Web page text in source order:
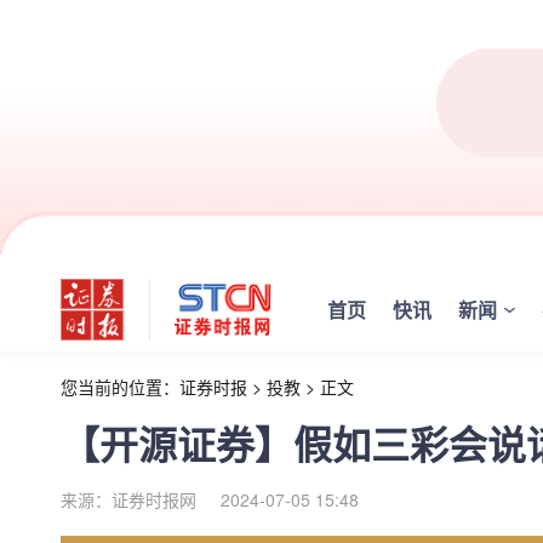
首页 快讯 新闻
您当前的位置： 证券时报 > 投教 > 正文
【开源证券】假如三彩会
来源：证券时报网 2024-07-05 15:48